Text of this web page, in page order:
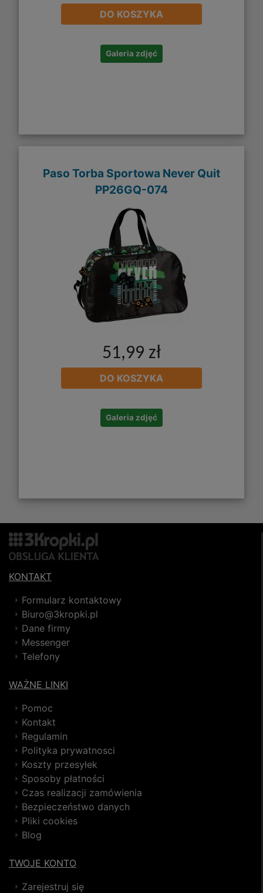
DO KOSZYKA
Galeria zdjęć
Paso Torba Sportowa Never Quit
PP26GQ-074
51,99 zł
DO KOSZYKA
Galeria zdjęć
KONTAKT
Formularz kontaktowy
Biuro@3kropki.pl
Dane firmy
Messenger
Telefony
WAŻNE LINKI
Pomoc
Kontakt
Regulamin
Polityka prywatnosci
Koszty przesyłek
Sposoby płatności
Czas realizacji zamówienia
Bezpieczeństwo danych
Pliki cookies
Blog
TWOJE KONTO
Zarejestruj się